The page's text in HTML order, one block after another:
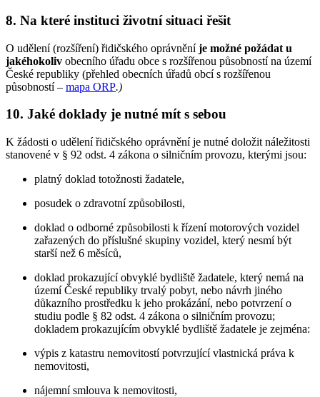
8. Na které instituci životní situaci řešit
O udělení (rozšíření) řidičského oprávněníje možné požádat u
jakéhokoliv obecního úřadu obce s rozšířenou působností na území
České republiky (přehled obecních úřadů obcí s rozšířenou
působností – mapa ORP.)
10. Jaké doklady je nutné mít s sebou
K žádosti o udělení řidičského oprávnění je nutné doložit náležitosti
stanovené v § 92 odst. 4 zákona o silničním provozu, kterými jsou:
platný doklad totožnosti žadatele,
posudek o zdravotní způsobilosti,
doklad o odborné způsobilosti k řízení motorových vozidel
zařazených do příslušné skupiny vozidel, který nesmí být
starší než 6 měsíců,
doklad prokazující obvyklé bydliště žadatele, který nemá na
území České republiky trvalý pobyt, nebo návrh jiného
důkazního prostředku k jeho prokázání, nebo potvrzení o
studiu podle § 82 odst. 4 zákona o silničním provozu;
dokladem prokazujícím obvyklé bydliště žadatele je zejména:
výpis z katastru nemovitostí potvrzující vlastnická práva k
nemovitosti,
nájemní smlouva k nemovitosti,